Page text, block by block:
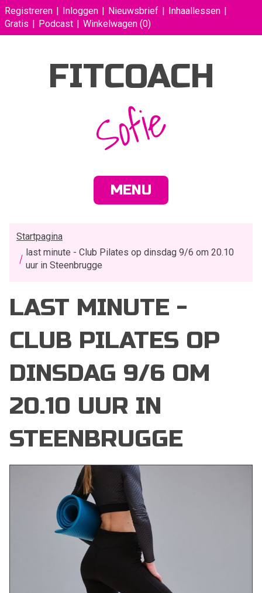
Registreren Inloggen Nieuwsbrief
Inhaallessen
Gratis
Podcast Winkelwagen (0)
FITCOACH
Sofie
MENU
Startpagina
last minute - Club Pilates op dinsdag 9/6 om 20.10
uur in Steenbrugge
LAST MINUTE -
CLUB PILATES OP
DINSDAG 9/6 OM
20.10 UUR IN
STEENBRUGGE